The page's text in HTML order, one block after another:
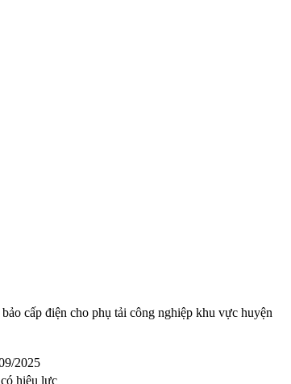
cấp điện cho phụ tải công nghiệp khu vực huyện
2025
hiệu lực